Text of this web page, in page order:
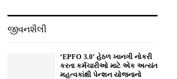
જીવનશૈલી
‘EPFO 3.0’ હેઠળ ખાનગી નોકરી
કરતા કર્મચારીઓ માટે એક અત્યંત
મહત્વકાંક્ષી પેન્શન યોજનાનો